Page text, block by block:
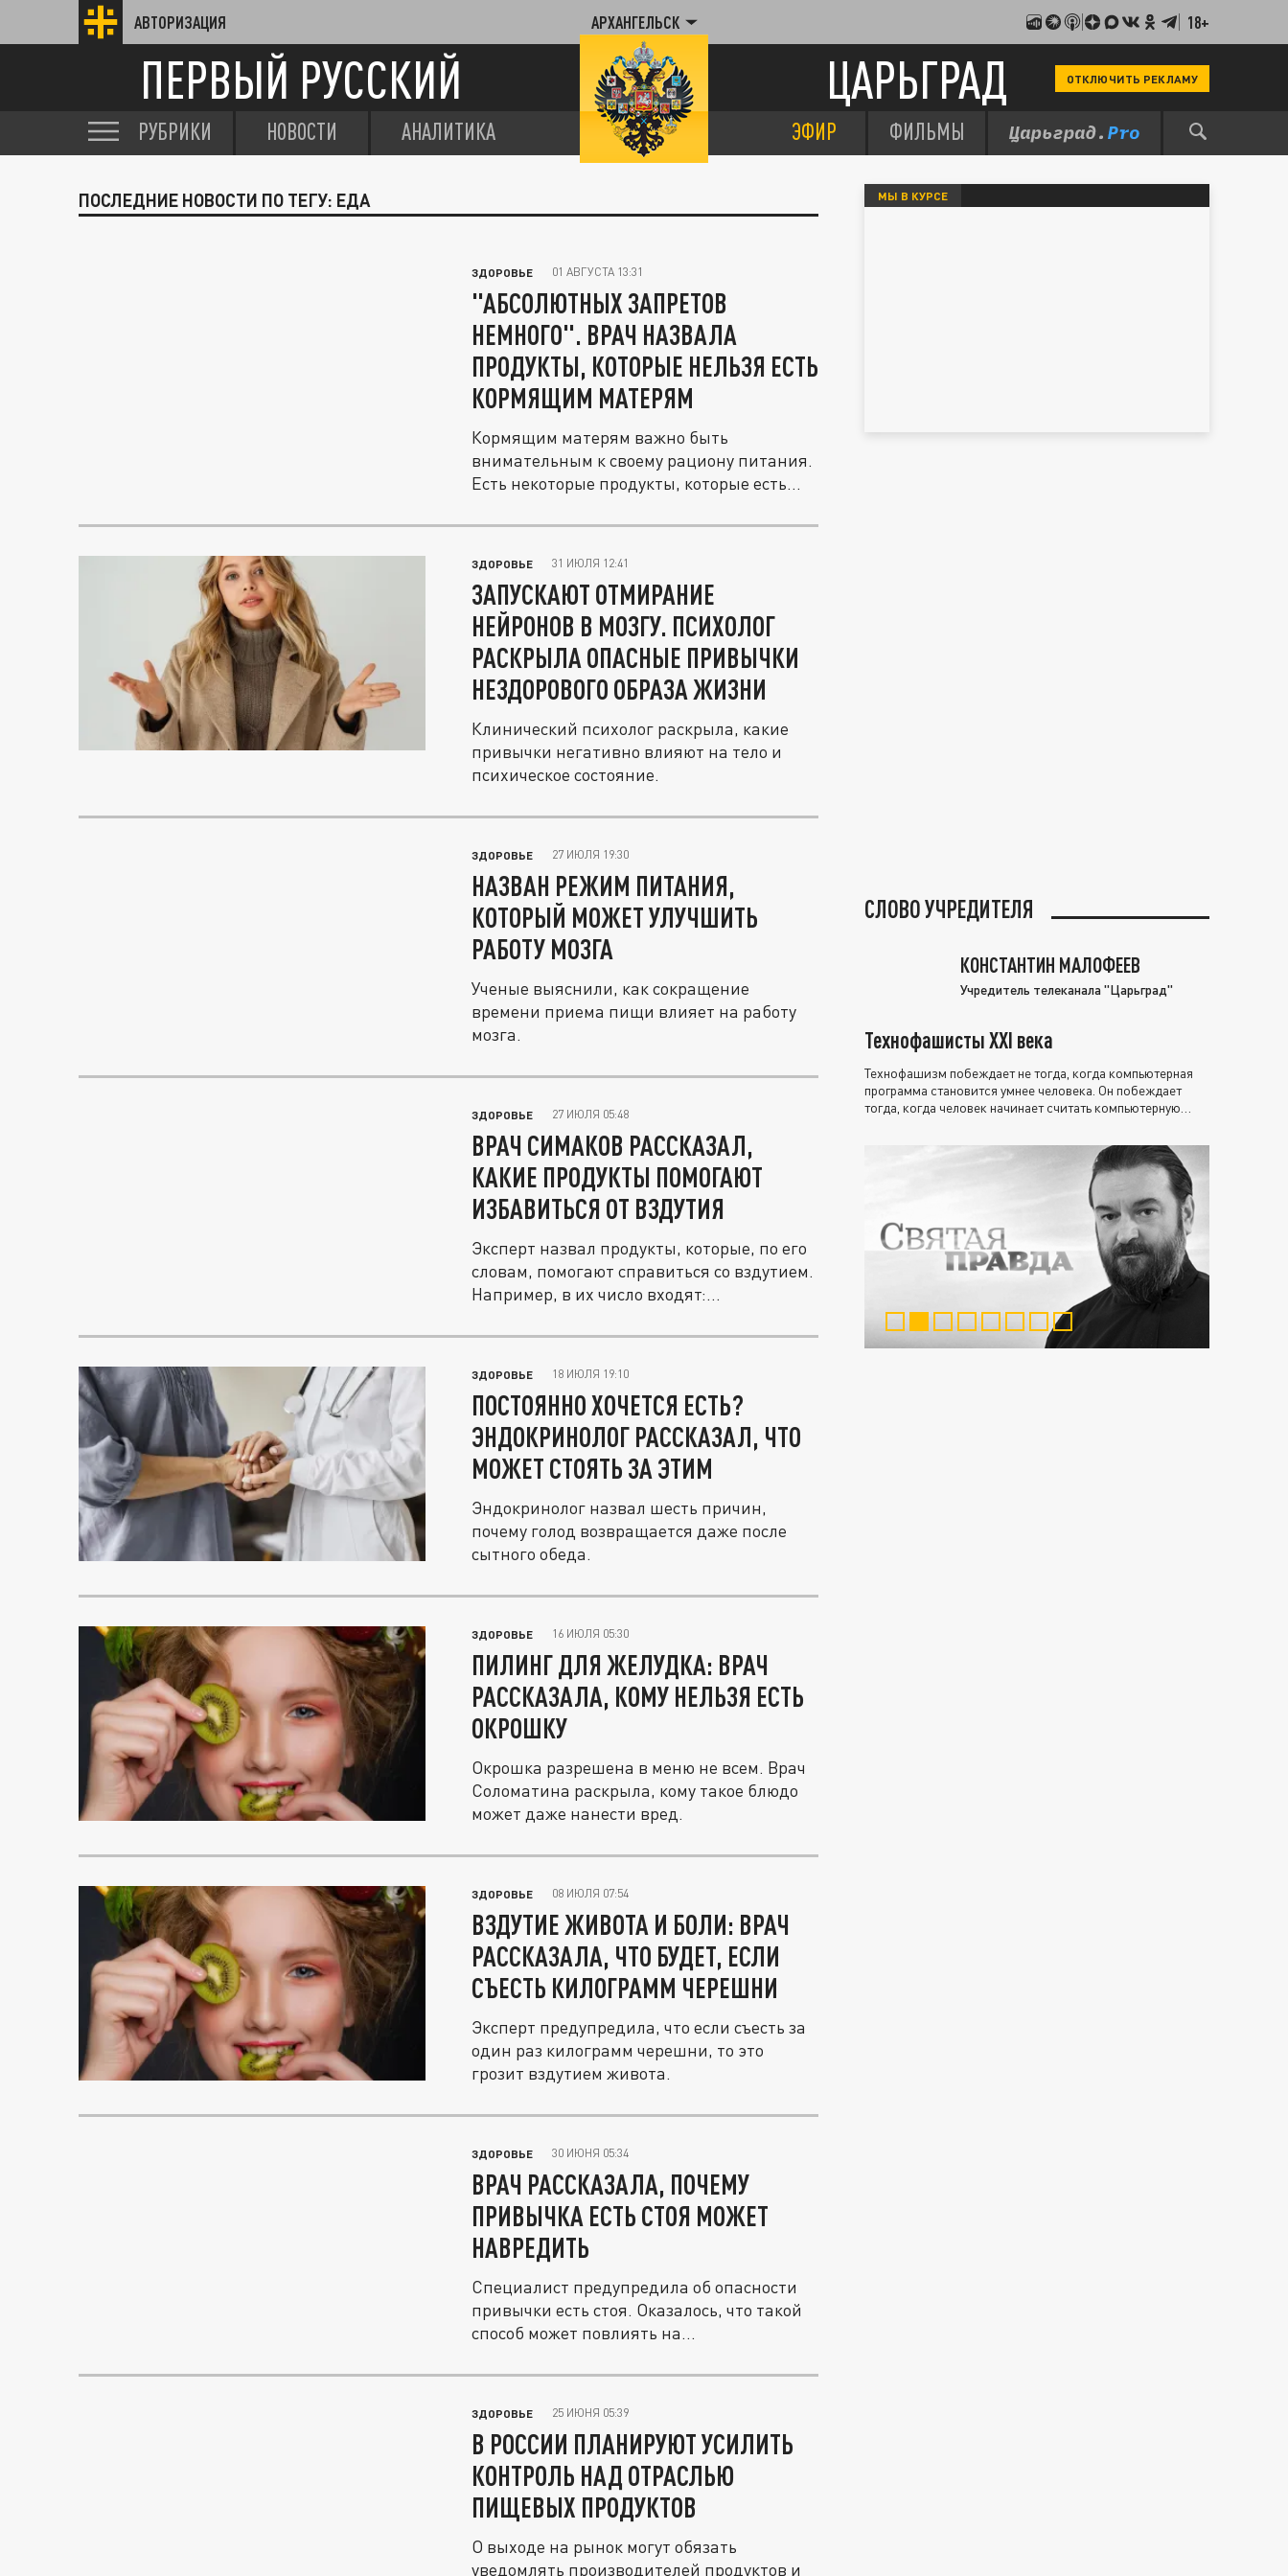
АВТОРИЗАЦИЯ АРХАНГЕЛЬСК 18+
ПЕРВЫЙ РУССКИЙ ЦАРЬГРАД ОТКЛЮЧИТЬ РЕКЛАМУ
РУБРИКИ НОВОСТИ АНАЛИТИКА ЭФИР ФИЛЬМЫ
ПОСЛЕДНИЕ НОВОСТИ ПО ТЕГУ: ЕДА
ЗДОРОВЬЕ 01 АВГУСТА 13:31
"АБСОЛЮТНЫХ ЗАПРЕТОВ
НЕМНОГО". ВРАЧ НАЗВАЛА
ПРОДУКТЫ, КОТОРЫЕ НЕЛЬЗЯ ЕСТЬ
КОРМЯЩИМ МАТЕРЯМ
Кормящим матерям важно быть
внимательным к своему рациону питания.
Есть некоторые продукты, которые есть
ЗДОРОВЬЕ 31 ИЮЛЯ 12:41
ЗАПУСКАЮТ ОТМИРАНИЕ
НЕЙРОНОВ В МОЗГУ. ПСИХОЛОГ
РАСКРЫЛА ОПАСНЫЕ ПРИВЫЧКИ
НЕЗДОРОВОГО ОБРАЗА ЖИЗНИ
Клинический психолог раскрыла, какие
привычки негативно влияют на тело и
психическое состояние.
ЗДОРОВЬЕ 27 ИЮЛЯ 19:30
НАЗВАН РЕЖИМ ПИТАНИЯ,
КОТОРЫЙ МОЖЕТ УЛУЧШИТЬ
РАБОТУ МОЗГА
Ученые выяснили, как сокращение
времени приема пищи влияет на работу
мозга.
ЗДОРОВЬЕ 27 ИЮЛЯ 05:48
ВРАЧ СИМАКОВ РАССКАЗАЛ,
КАКИЕ ПРОДУКТЫ ПОМОГАЮТ
ИЗБАВИТЬСЯ ОТ ВЗДУТИЯ
Эксперт назвал продукты, которые, по его
словам, помогают справиться со вздутием.
Например, в их число входят:...
ЗДОРОВЬЕ 18 ИЮЛЯ 19:10
ПОСТОЯННО ХОЧЕТСЯ ЕСТЬ?
ЭНДОКРИНОЛОГ РАССКАЗАЛ, ЧТО
МОЖЕТ СТОЯТЬ ЗА ЭТИМ
Эндокринолог назвал шесть причин,
почему голод возвращается даже после
сытного обеда.
ЗДОРОВЬЕ 16 ИЮЛЯ 05:30
ПИЛИНГ ДЛЯ ЖЕЛУДКА: ВРАЧ
РАССКАЗАЛА, КОМУ НЕЛЬЗЯ ЕСТЬ
ОКРОШКУ
Окрошка разрешена в меню не всем. Врач
Соломатина раскрыла, кому такое блюдо
может даже нанести вред.
ЗДОРОВЬЕ 08 ИЮЛЯ 07:54
ВЗДУТИЕ ЖИВОТА И БОЛИ: ВРАЧ
РАССКАЗАЛА, ЧТО БУДЕТ, ЕСЛИ
СЪЕСТЬ КИЛОГРАММ ЧЕРЕШНИ
Эксперт предупредила, что если съесть за
один раз килограмм черешни, то это
грозит вздутием живота.
ЗДОРОВЬЕ 30 ИЮНЯ 05:34
ВРАЧ РАССКАЗАЛА, ПОЧЕМУ
ПРИВЫЧКА ЕСТЬ СТОЯ МОЖЕТ
НАВРЕДИТЬ
Специалист предупредила об опасности
привычки есть стоя. Оказалось, что такой
способ может повлиять на...
ЗДОРОВЬЕ 25 ИЮНЯ 05:39
В РОССИИ ПЛАНИРУЮТ УСИЛИТЬ
КОНТРОЛЬ НАД ОТРАСЛЬЮ
ПИЩЕВЫХ ПРОДУКТОВ
О выходе на рынок могут обязать
уведомлять производителей продуктов и
МЫ В КУРСЕ
СЛОВО УЧРЕДИТЕЛЯ
КОНСТАНТИН МАЛОФЕЕВ
Учредитель телеканала "Царьград"
Технофашисты XXI века
Технофашизм побеждает не тогда, когда компьютерная
программа становится умнее человека. Он побеждает
тогда, когда человек начинает считать компьютерную